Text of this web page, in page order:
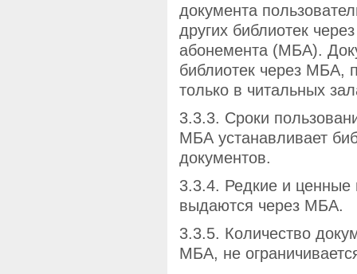
документа
других библиотек
абонемента (МБА).
библиотек через МБА,
только в читальных
3.3.3. Сроки
МБА устанавливает
документов.
3.3.4. Редкие и ценные
выдаются через МБА.
3.3.5. Количество
МБА, не